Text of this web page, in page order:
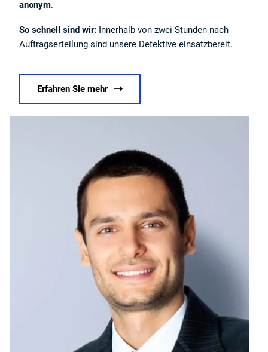
anonym.
So schnell sind wir: Innerhalb von zwei Stunden nach
Auftragserteilung sind unsere Detektive einsatzbereit.
Erfahren Sie mehr